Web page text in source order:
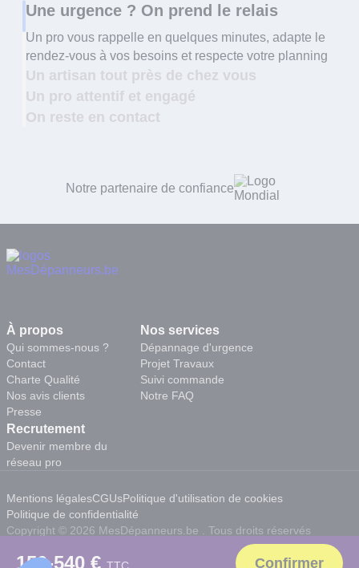
150-540 €
Une urgence ? On prend le relais
Un pro vous rappelle en quelques minutes, adapte le
rendez-vous à vos besoins et respecte votre planning
Un artisan tout près de chez vous
Un pro attentif et engagé
On reste en contact
Notre partenaire de confiance
À propos
Qui sommes-nous ?
Contact
Charte Qualité
Nos avis clients
Presse
Nos services
Dépannage d'urgence
Projet Travaux
Suivi commande
Notre FAQ
Recrutement
Devenir membre du
réseau pro
Copyright © 2026 MesDépanneurs.be . Tous droits réservés
Mentions légalesCGUsPolitique d'utilisation de cookies
Politique de confidentialité